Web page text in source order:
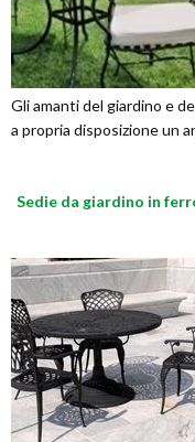
Gli amanti del giardino e
a propria disposizione un
Sedie da giardino in